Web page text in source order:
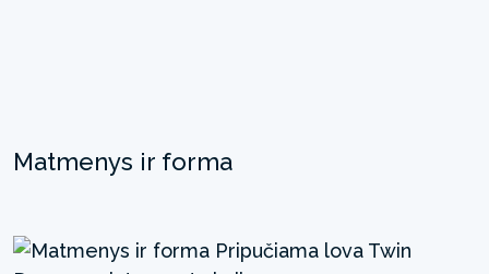
Matmenys ir forma